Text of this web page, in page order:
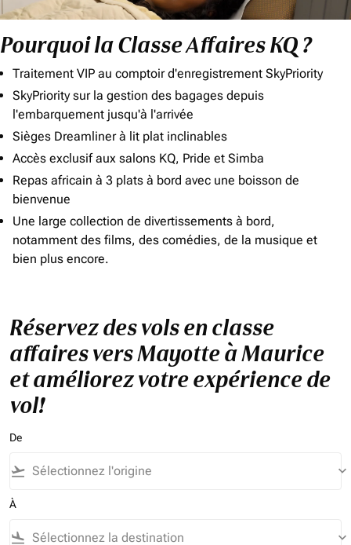
Pourquoi la Classe Affaires KQ ?
Traitement VIP au comptoir d'enregistrement SkyPriority
SkyPriority sur la gestion des bagages depuis
l'embarquement jusqu'à l'arrivée
Sièges Dreamliner à lit plat inclinables
Accès exclusif aux salons KQ, Pride et Simba
Repas africain à 3 plats à bord avec une boisson de
bienvenue
Une large collection de divertissements à bord,
notamment des films, des comédies, de la musique et
bien plus encore.
Réservez des vols en classe
affaires vers Mayotte à Maurice
et améliorez votre expérience de
vol!
De
flight_takeoff keyboard_arrow_down
À
flight_land keyboard_arrow_down